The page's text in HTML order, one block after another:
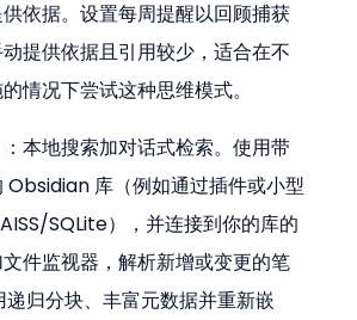
依据。设置每周提醒以回顾捕获
提供依据且引用较少，适合在不
情况下尝试这种思维模式。
本地搜索加对话式检索。使用带
Obsidian 库（例如通过插件或小型
SQLite），并连接到你的库的
件监视器，解析新增或变更的笔
递归分块、丰富元数据并重新嵌